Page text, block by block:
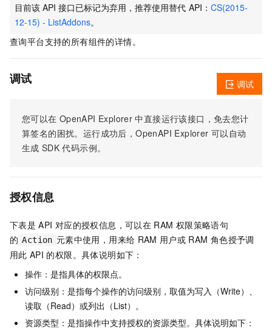
目前该 API 接口已标记为弃用，推荐使用替代 API： CS(2015-
12-15) - ListAddons。
查询平台支持的所有组件的详情。
调试
您可以在 OpenAPI Explorer 中直接运行该接口，免去您计
算签名的困扰。运行成功后，OpenAPI Explorer 可以自动
生成 SDK 代码示例。
调试
授权信息
下表是 API 对应的授权信息，可以在 RAM 权限策略语句
的 Action 元素中使用，用来给 RAM 用户或 RAM 角色授予调
用此 API 的权限。具体说明如下：
操作：是指具体的权限点。
访问级别：是指每个操作的访问级别，取值为写入（Write）、
读取（Read）或列出（List）。
资源类型：是指操作中支持授权的资源类型。具体说明如下：